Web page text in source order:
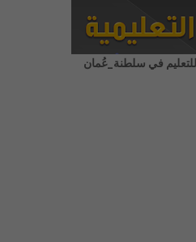
في سلطنة_عُمان